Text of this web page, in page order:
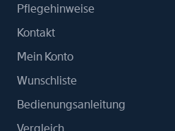
Pflegehinweise
Kontakt
Mein Konto
Wunschliste
Bedienungsanleitung